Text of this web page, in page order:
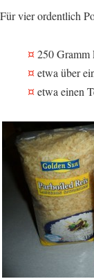
Für vier ordentlich
250 Gramm
etwa über
etwa einen